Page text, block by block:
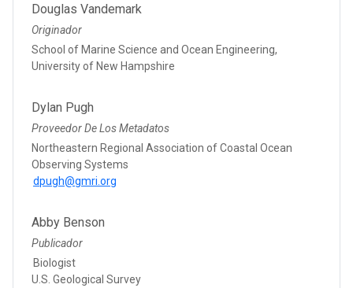
Douglas Vandemark
Originador
School of Marine Science and Ocean Engineering,
University of New Hampshire
Dylan Pugh
Proveedor De Los Metadatos
Northeastern Regional Association of Coastal Ocean
Observing Systems
dpugh@gmri.org
Abby Benson
Publicador
Biologist
U.S. Geological Survey